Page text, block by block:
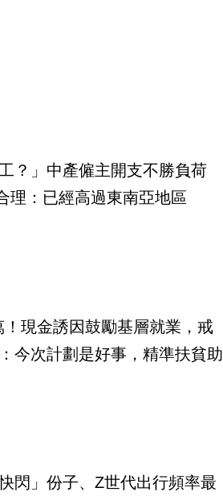
？」中產僱主開支不勝負荷
理：已經高過東南亞地區
現金誘因鼓勵基層就業，戒
今次計劃是好事，精準扶貧助
閃」份子、Z世代出行頻率最